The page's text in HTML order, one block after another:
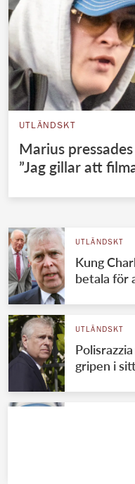
UTLÄNDSKT
Marius
”Jag gillar att
UTLÄNDSKT
Kung
betala för
UTLÄNDSKT
gripen i